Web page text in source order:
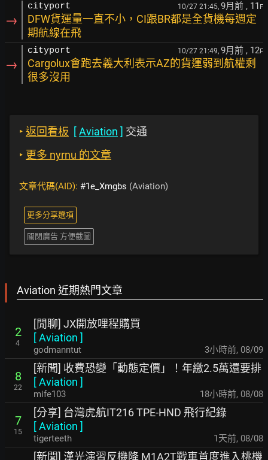
→
cityport 10/27 21:45, 9月前 , 11 F
DFW貨運量一直不小，CI跟BR都是全貨機每週定
期航線在飛
→
cityport 10/27 21:49, 9月前 , 12F
Cargolux會跑去義大利表示AZ的貨運弱到航權剩
很多沒用
‣ 返回看板 [Aviation ] 交通
‣ 更多 nyrnu 的文章
文章代碼(AID): #1e_Xmgbs (Aviation)
更多分享選項
關閉廣告 方便截圖
Aviation 近期熱門文章
2
4
[閒聊] JX開放哩程購買
[Aviation ]
godmanntut 3小時前, 08/09
8
22
[新聞] 收費恐變「動態定價」！年繳2.5萬還要排
[Aviation ]
mife103 18小時前, 08/08
7
15
[分享] 台灣虎航IT216 TPE-HND 飛行紀錄
[Aviation ]
tigerteeth 1天前, 08/08
[新聞] 漢光演習反機降 M1A2T戰車首度進入桃機